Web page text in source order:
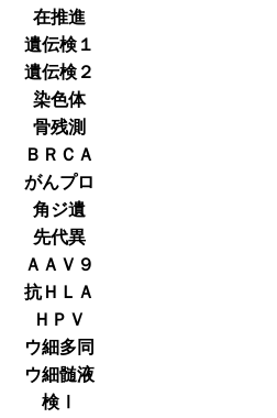
在推進
遺伝検１
遺伝検２
染色体
骨残測
ＢＲＣＡ
がんプロ
角ジ遺
先代異
ＡＡＶ９
抗ＨＬＡ
ＨＰＶ
ウ細多同
ウ細髄液
検Ⅰ